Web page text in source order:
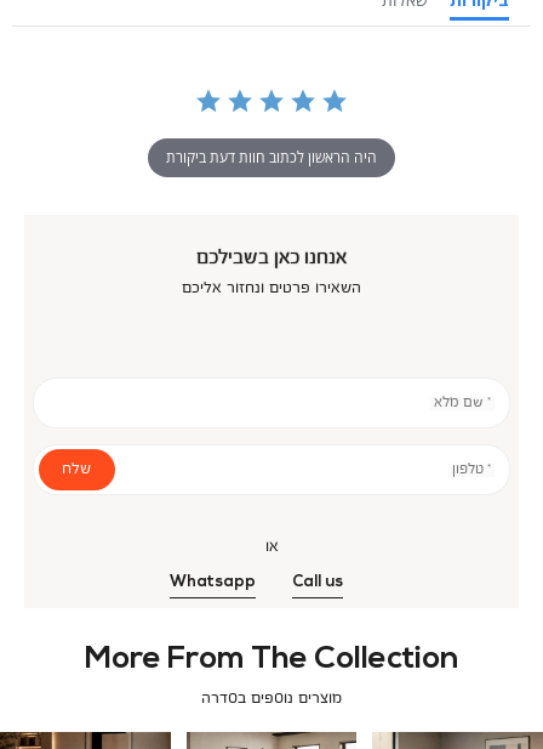
היה הראשון לכתוב חוות דעת ביקורת
אנחנו כאן בשבילכם
השאירו פרטים ונחזור אליכם
* שם מלא
* טלפון שלח
או
Call us
Whatsapp
More From The Collection
מוצרים נוספים בסדרה